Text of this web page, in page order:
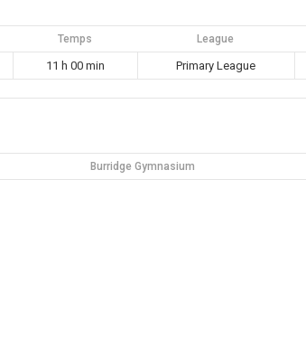
Temps League
11 h 00 min Primary League
Burridge Gymnasium